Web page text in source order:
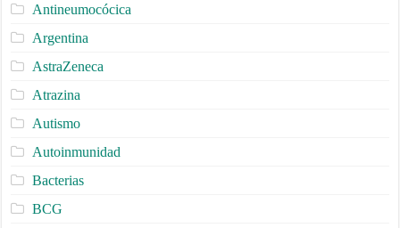
Antineumocócica
Argentina
AstraZeneca
Atrazina
Autismo
Autoinmunidad
Bacterias
BCG